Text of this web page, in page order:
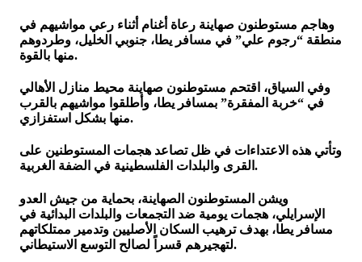
وهاجم مستوطنون صهاينة رعاة أغنام أثناء رعي مواشيهم في
منطقة “رجوم علي” في مسافر يطا، جنوبي الخليل، وطردوهم
منها بالقوة.
وفي السياق، اقتحم مستوطنون صهاينة محيط منازل الأهالي
في “خربة المفقرة” بمسافر يطا، وأطلقوا مواشيهم بالقرب
منها بشكل استفزازي.
وتأتي هذه الاعتداءات في ظل تصاعد هجمات المستوطنين على
القرى والبلدات الفلسطينية في الضفة الغربية.
ويشن المستوطنون الصهاينة، بحماية من جيش العدو
الإسرايلي، هجمات يومية ضد التجمعات والبلدات البدائية في
مسافر يطا، بهدف ترهيب السكان الأصليين وتدمير ممتلكاتهم
لتهجيرهم قسراً لصالح التوسع الاستيطاني.